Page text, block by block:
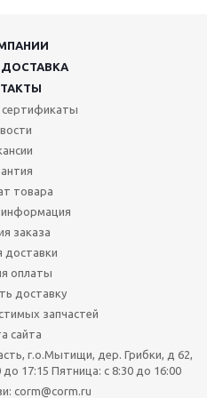
ДОСТАВКА
товара
заказа
доставки
оплаты
доставку
запчастей
сайта
г.о.Мытищи, дер. Грибки, д 62,
17:15 Пятница: c 8:30 до 16:00
corm@corm.ru